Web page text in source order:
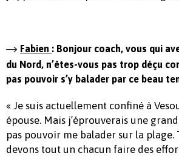
Fabien : Bonjour coach, vous qui
du Nord, n’êtes-vous pas trop déçu
pas pouvoir s’y balader par ce beau
« Je suis actuellement confiné à
épouse. Mais j’éprouverais une
pas pouvoir me balader sur la plage.
devons tout un chacun faire des